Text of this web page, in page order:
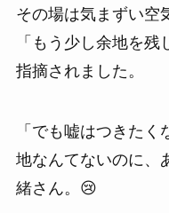
その場は気まずい空
「もう少し余地を
指摘されました。
「でも嘘はつきた
地なんてないのに
緒さん。😢